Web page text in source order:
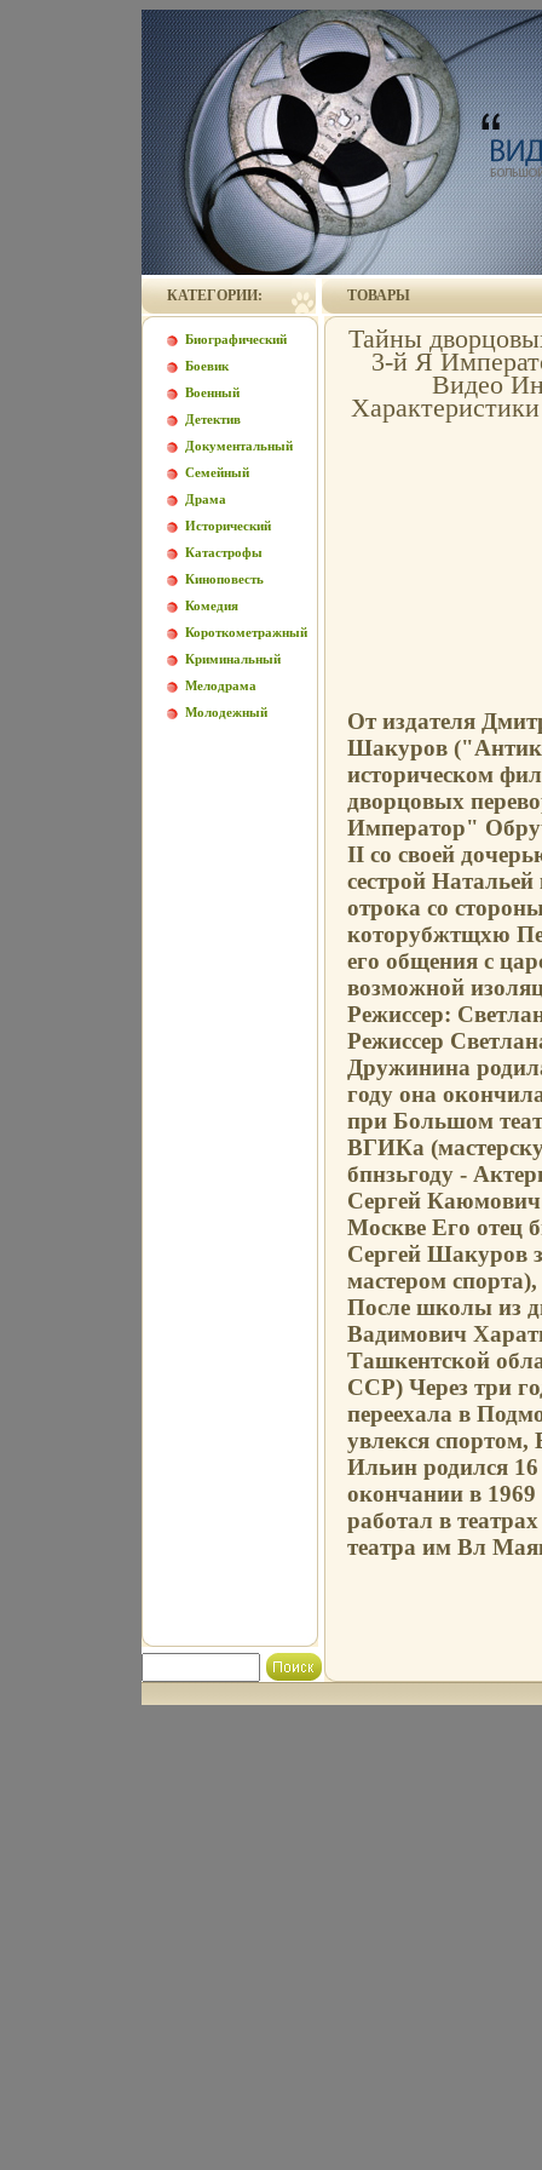
КАТЕГОРИИ:
Биографический
Боевик
Военный
Детектив
Документальный
Семейный
Драма
Исторический
Катастрофы
Киноповесть
Комедия
Короткометражный
Криминальный
Мелодрама
Молодежный
ТОВАРЫ
Тайны
3-й Я
Видео
От издателя
Шакуров
историческом
дворцовых
Император"
II со своей
сестрой
отрока со
которубжтщхю
его общения с
возможной
Режиссер:
Режиссер
Дружинина
году она
при Большом
ВГИКа
бпнзьгоду -
Сергей
Москве Его отец
Сергей Шакуров
мастером
После школы из
Вадимович
Ташкентской
ССР) Через три
переехала в
увлекся
Ильин родился
окончании в
работал в
театра им Вл